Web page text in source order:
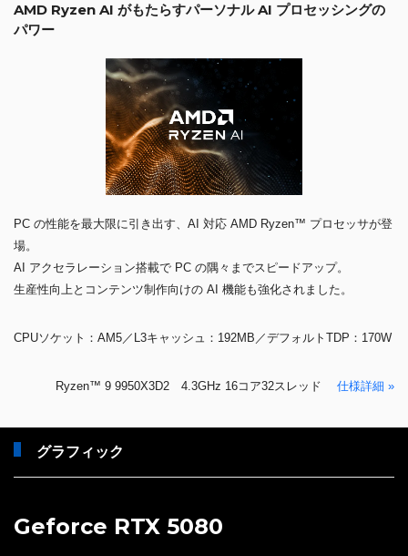
AMD Ryzen AI がもたらすパーソナル AI プロセッシングの
パワー
PC の性能を最大限に引き出す、AI 対応 AMD Ryzen™ プロセッサが登
場。
AI アクセラレーション搭載で PC の隅々までスピードアップ。
生産性向上とコンテンツ制作向けの AI 機能も強化されました。
CPUソケット：AM5／L3キャッシュ：192MB／デフォルトTDP：170W
Ryzen™ 9 9950X3D2 4.3GHz 16コア32スレッド 仕様詳細 »
グラフィック
Geforce RTX 5080